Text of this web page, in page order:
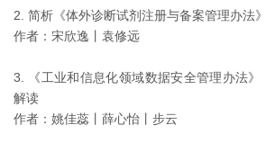
2. 简析《体外诊断试剂注册与备案管理办法》
作者：宋欣逸丨袁修远
3. 《工业和信息化领域数据安全管理办法
解读
作者：姚佳蕊丨薛心怡丨步云